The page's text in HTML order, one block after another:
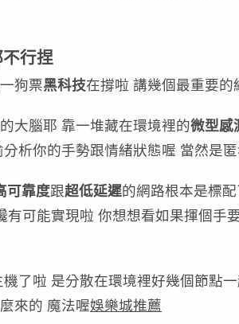
行捏
狗票黑科技在撐啦 講幾個最重要的
的大腦耶 靠一堆藏在環境裡的微型感
析你的手勢跟情緒狀態喔 當然是
可靠度跟超低延遲的網路根本是標
可能實現啦 你想想看如果揮個手
了啦 是分散在環境裡好幾個節點
來的 魔法喔娛樂城推薦